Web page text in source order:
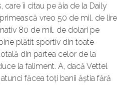
îi citau pe ăia de la Daily
vreo 50 de mil. de lire
80 de mil. de dolari pe
plătit sportiv din toate
din partea celor de la
la faliment. A, dacă Vettel
făcea toți banii ăștia fără